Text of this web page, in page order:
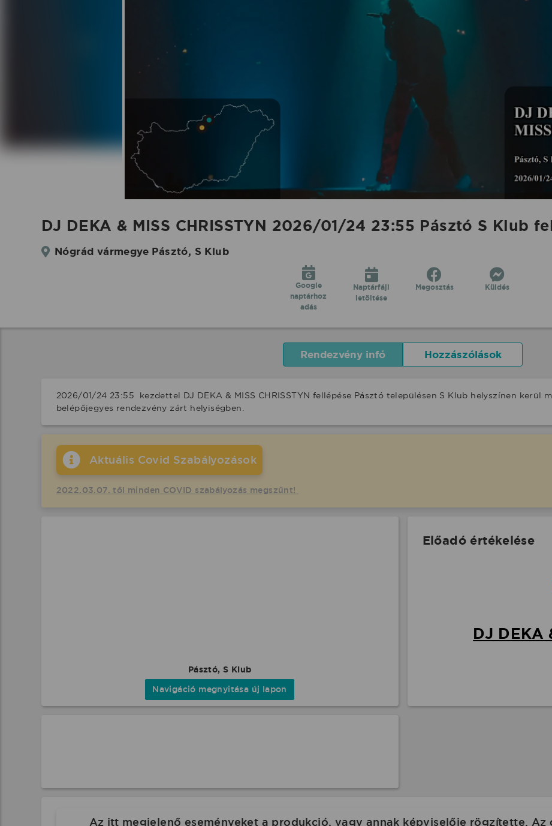
|
Koncertbooking
DJ DEKA & MISS CHRISSTYN 2026/01/24 23:55 Pásztó S Klub
Nógrád vármegye Pásztó, S Klub
Google
naptárhoz
adás
Naptárfájl
letöltése
Megosztás Küldés
Rendezvény infó Hozzászólások
2026/01/24 23:55  kezdettel DJ DEKA & MISS CHRISSTYN fellépése Pásztó településen S Klub helyszínen kerül
belépőjegyes rendezvény zárt helyiségben.
Aktuális Covid Szabályozások
2022.03.07. től minden COVID szabályozás megszűnt!
Pásztó, S Klub
Navigáció megnyitása új lapon
Előadó értékelése
DJ DEKA
Az itt megjelenő eseményeket a produkció, vagy annak képviselője rögzítette.